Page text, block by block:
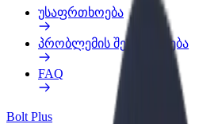
უსაფრთხოება
პრობლემის შეტყობინება
FAQ
Bolt Plus